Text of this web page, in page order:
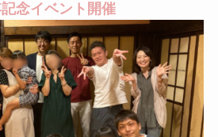
念イベント開催